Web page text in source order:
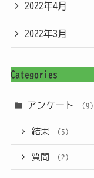
2022年4月
2022年3月
Categories
アンケート (9)
結果 (5)
質問 (2)